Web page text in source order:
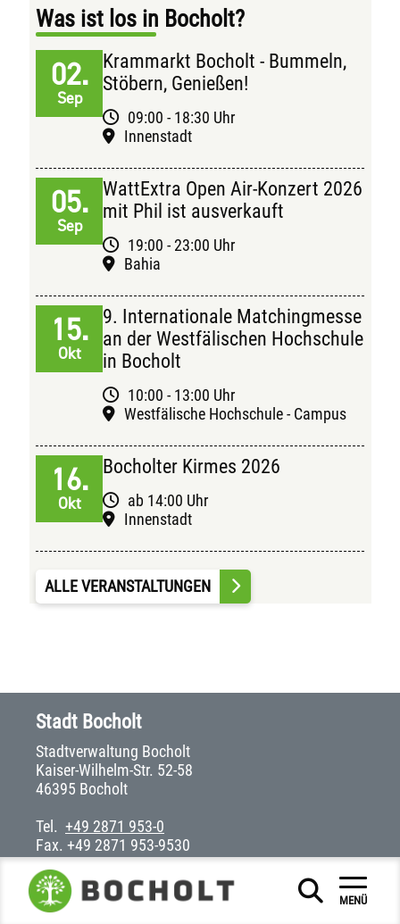
MENÜ
Was ist los in Bocholt?
02.
Sep
Krammarkt Bocholt - Bummeln,
Stöbern, Genießen!
09:00 - 18:30 Uhr
Innenstadt
05.
Sep
WattExtra Open Air-Konzert 2026
mit Phil ist ausverkauft
19:00 - 23:00 Uhr
Bahia
15.
Okt
9. Internationale Matchingmesse
an der Westfälischen Hochschule
in Bocholt
10:00 - 13:00 Uhr
Westfälische Hochschule - Campus
16.
Okt
Bocholter Kirmes 2026
ab 14:00 Uhr
Innenstadt
ALLE VERANSTALTUNGEN
Stadt Bocholt
Stadtverwaltung Bocholt
Kaiser-Wilhelm-Str. 52-58
46395 Bocholt
Tel. +49 2871 953-0
Fax. +49 2871 953-9530
stadtverwaltung(at)bocholt(dot)de